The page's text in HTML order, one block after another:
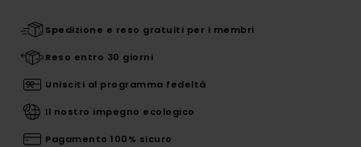
Spedizione e reso gratuiti per i membri
Reso entro 30 giorni
Unisciti al programma fedeltà
Il nostro impegno ecologico
Pagamento 100% sicuro